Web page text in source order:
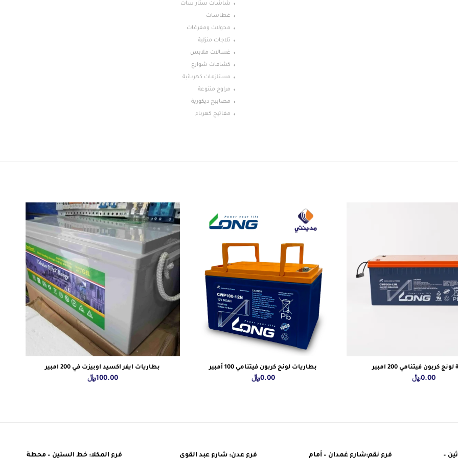
شاشات ستار سات
غطاسات
محولات ومفرغات
ثلاجات منزلية
غسالات ملابس
كشافات شوارع
مستلزمات كهربائية
مراوح متنوعة
مصابيح ديكورية
مفاتيج كهرباء
كربون فيتنامي 200 امبير
0.00﷼
بطاريات لونج كربون فيتنامي 100 أمبير
0.00﷼
بطاريات ايفر اكسيد اوبيزت في 200 امبير
100.00﷼
– فرع نقم:شارع غمدان – أمام فرع عدن: شارع عبد القوي فرع المكلا: خط الستين – محطة